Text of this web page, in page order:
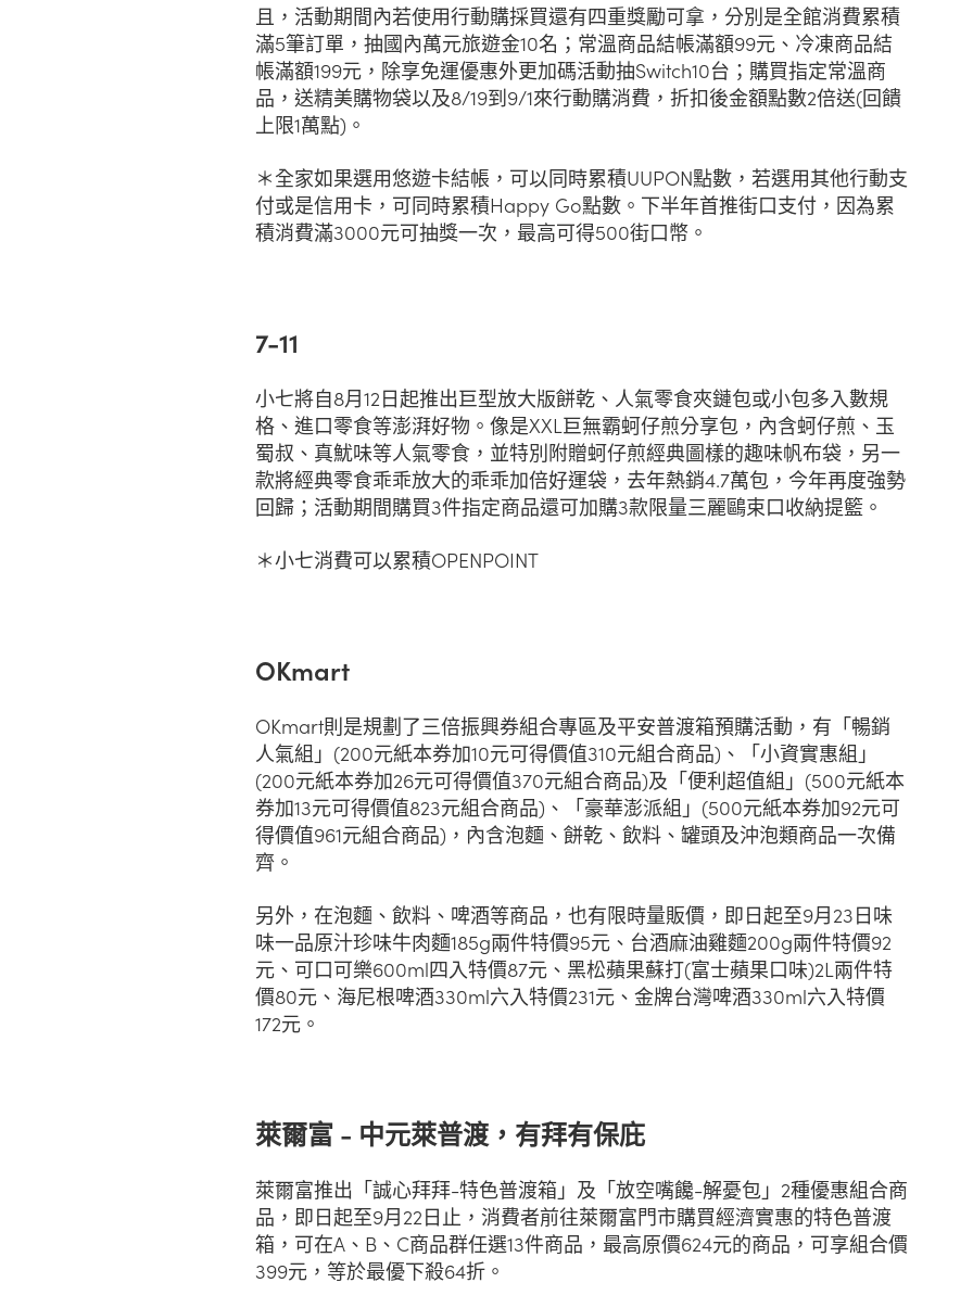
且，活動期間內若使用行動購採買還有四重獎勵可拿，分別是全館消費累積
滿5筆訂單，抽國內萬元旅遊金10名；常溫商品結帳滿額99元、冷凍商品結
帳滿額199元，除享免運優惠外更加碼活動抽Switch10台；購買指定常溫商
品，送精美購物袋以及8/19到9/1來行動購消費，折扣後金額點數2倍送(回饋
上限1萬點)。
＊全家如果選用悠遊卡結帳，可以同時累積UUPON點數，若選用其他行動支
付或是信用卡，可同時累積Happy Go點數。下半年首推街口支付，因為累
積消費滿3000元可抽獎一次，最高可得500街口幣。
7-11
小七將自8月12日起推出巨型放大版餅乾、人氣零食夾鏈包或小包多入數規
格、進口零食等澎湃好物。像是XXL巨無霸蚵仔煎分享包，內含蚵仔煎、玉
蜀叔、真魷味等人氣零食，並特別附贈蚵仔煎經典圖樣的趣味帆布袋，另一
款將經典零食乖乖放大的乖乖加倍好運袋，去年熱銷4.7萬包，今年再度強勢
回歸；活動期間購買3件指定商品還可加購3款限量三麗鷗束口收納提籃。
＊小七消費可以累積OPENPOINT
OKmart
OKmart則是規劃了三倍振興券組合專區及平安普渡箱預購活動，有「暢銷
人氣組」(200元紙本券加10元可得價值310元組合商品)、「小資實惠組」
(200元紙本券加26元可得價值370元組合商品)及「便利超值組」(500元紙本
券加13元可得價值823元組合商品)、「豪華澎派組」(500元紙本券加92元可
得價值961元組合商品)，內含泡麵、餅乾、飲料、罐頭及沖泡類商品一次備
齊。
另外，在泡麵、飲料、啤酒等商品，也有限時量販價，即日起至9月23日味
味一品原汁珍味牛肉麵185g兩件特價95元、台酒麻油雞麵200g兩件特價92
元、可口可樂600ml四入特價87元、黑松蘋果蘇打(富士蘋果口味)2L兩件特
價80元、海尼根啤酒330ml六入特價231元、金牌台灣啤酒330ml六入特價
172元。
萊爾富 - 中元萊普渡，有拜有保庇
萊爾富推出「誠心拜拜-特色普渡箱」及「放空嘴饞-解憂包」2種優惠組合商
品，即日起至9月22日止，消費者前往萊爾富門市購買經濟實惠的特色普渡
箱，可在A、B、C商品群任選13件商品，最高原價624元的商品，可享組合價
399元，等於最優下殺64折。